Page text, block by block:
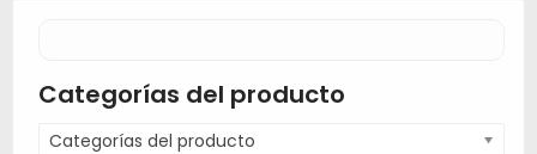
Categorías del producto
Categorías del producto